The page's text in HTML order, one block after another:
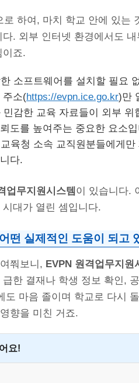
로 하여, 마치 학교 안에 있는
. 외부 인터넷 환경에서도
이죠.
소프트웨어를 설치할 필요
주소(https://evpn.ice.go.kr)만
민감한 교육 자료들이 외부
도를 높여주는 중요한 요소
육청 소속 교직원분들에게
다.
업무지원시스템 이 있습니다.
대가 열린 셈입니다.
떤 실제적인 도움이 되고
쭤보니, EVPN 원격업무지원
한 결재나 학생 정보 확인,
도 마음 졸이며 학교로 다시
향을 미친 거죠.
요!